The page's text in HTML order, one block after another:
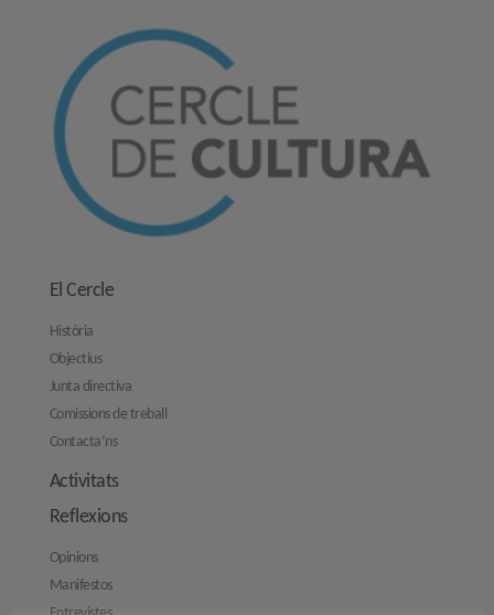
El Cercle
Història
Objectius
Junta directiva
Comissions de treball
Contacta’ns
Activitats
Reflexions
Opinions
Manifestos